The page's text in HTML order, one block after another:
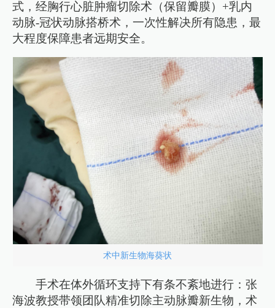
式，经胸行心脏肿瘤切除术（保留瓣膜）+乳内
动脉-冠状动脉搭桥术，一次性解决所有隐患，最
大程度保障患者远期安全。
术中新生物海葵状
手术在体外循环支持下有条不紊地进行：张
海波教授带领团队精准切除主动脉瓣新生物，术